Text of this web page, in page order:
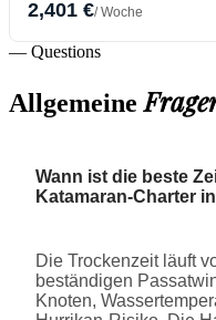
2,401 €/ Woche
— Questions
Allgemeine
Wann ist die beste
Katamaran-Charter
Die Trockenzeit läuft
beständigen
Knoten,